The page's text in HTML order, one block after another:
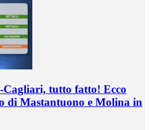
tutto fatto! Ecco
di Mastantuono e Molina in